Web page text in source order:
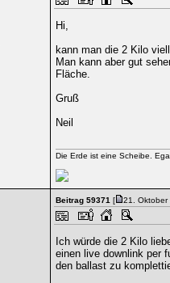
Hi,
kann man die 2 Kilo
Man kann aber gut
Fläche.
Gruß
Neil
Die Erde ist eine Scheibe.
Beitrag 59371[ 21. Oktober
Ich würde die 2 Kilo
einen live downlink per
den ballast zu